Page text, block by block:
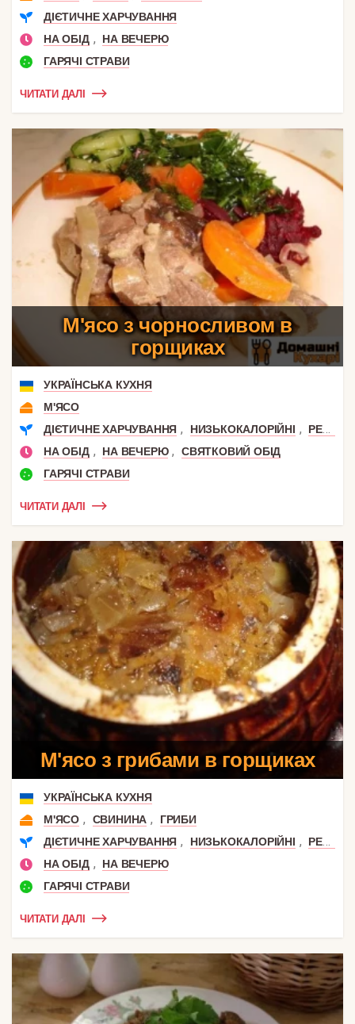
ДІЄТИЧНЕ ХАРЧУВАННЯ
НА ОБІД ,
НА ВЕЧЕРЮ
ГАРЯЧІ СТРАВИ
ЧИТАТИ ДАЛІ
М'ясо з чорносливом в
горщиках
УКРАЇНСЬКА КУХНЯ
М'ЯСО
ДІЄТИЧНЕ ХАРЧУВАННЯ , НИЗЬКОКАЛОРІЙНІ ,
РЕЦЕПТИ ДЛЯ СХУДНЕННЯ
НА ОБІД , НА ВЕЧЕРЮ ,
СВЯТКОВИЙ ОБІД
ГАРЯЧІ СТРАВИ
ЧИТАТИ ДАЛІ
М'ясо з грибами в горщиках
УКРАЇНСЬКА КУХНЯ
М'ЯСО , СВИНИНА ,
ГРИБИ
ДІЄТИЧНЕ ХАРЧУВАННЯ , НИЗЬКОКАЛОРІЙНІ ,
РЕЦЕПТИ ДЛЯ СХУДНЕННЯ
НА ОБІД ,
НА ВЕЧЕРЮ
ГАРЯЧІ СТРАВИ
ЧИТАТИ ДАЛІ